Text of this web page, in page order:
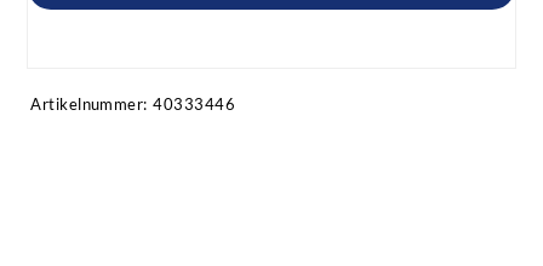
Artikelnummer: 40333446